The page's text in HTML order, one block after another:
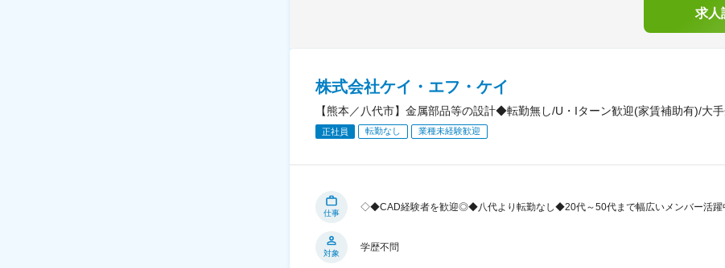
求人
株式会社ケイ・エフ・ケイ
【熊本／八代市】金属部品等の設計◆転勤無し/U・Iターン歓迎(家賃補助有)/大手
正社員 転勤なし 業種未経験歓迎
仕事
◇◆CAD経験者を歓迎◎◆八代より転勤なし◆20代～50代まで幅広いメンバー活躍
対象
学歴不問